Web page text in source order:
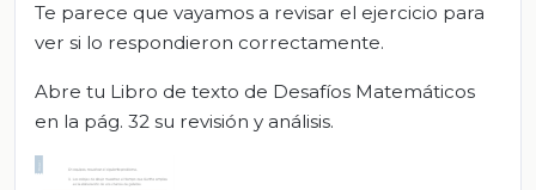
Te parece que vayamos a revisar el ejercicio para
ver si lo respondieron correctamente.
Abre tu Libro de texto de Desafíos Matemáticos
en la pág. 32 su revisión y análisis.